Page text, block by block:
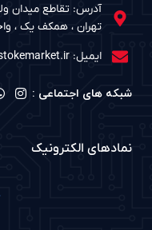
آدرس: تقاطع میدان
تهران ، همکف یک ، واحد
ایمیل: info@stokemarket.ir
شبکه های اجتماعی :
نمادهای الکترونیک